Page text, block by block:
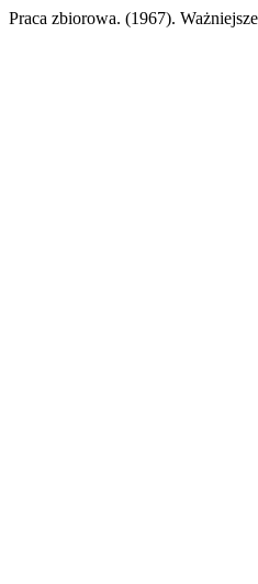
Praca zbiorowa. (1967).